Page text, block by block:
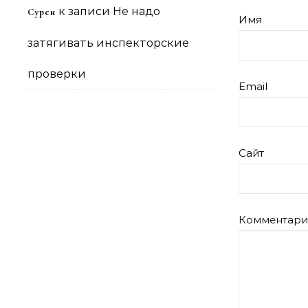
Сурен к записи Не надо
затягивать инспекторские
проверки
Имя
Email
Сайт